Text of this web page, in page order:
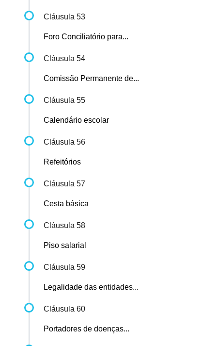
Cláusula 53
Foro Conciliatório para...
Cláusula 54
Comissão Permanente de...
Cláusula 55
Calendário escolar
Cláusula 56
Refeitórios
Cláusula 57
Cesta básica
Cláusula 58
Piso salarial
Cláusula 59
Legalidade das entidades...
Cláusula 60
Portadores de doenças...